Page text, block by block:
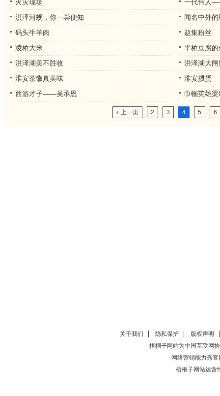
火灾现场
一代伟人
洪泽河蚬，你一尝便知
闻名中外
码头牛羊肉
赵集粉丝
凌桥大米
平桥豆腐的
洪泽湖美不胜收
洪泽湖大闸
淮安茶馓真美味
淮安掼蛋
西游才子——吴承恩
巾帼英雄
上一页 2 3 4 5 6
关于我们 隐私保护
版权声明
梧桐子网站为中国互联网
网络营销能力秀官
梧桐子网站运营